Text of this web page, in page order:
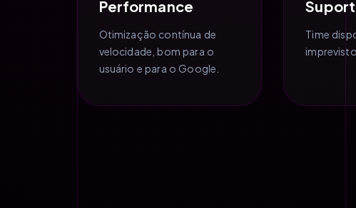
Performance
Otimização contínua de
velocidade, bom para o
usuário e para o Google.
Time